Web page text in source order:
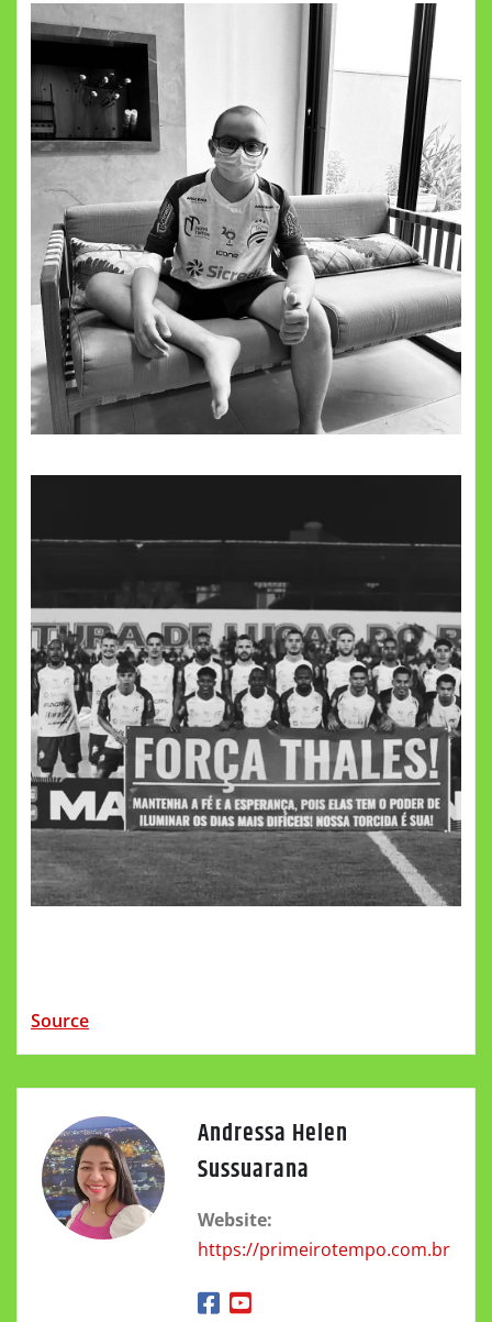
Source
Andressa Helen
Sussuarana
Website:
https://primeirotempo.com.br